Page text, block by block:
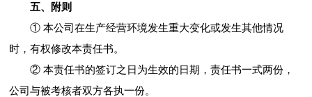
五、附则
① 本公司在生产经营环境发生重大变化或发生其他情况
时，有权修改本责任书。
② 本责任书的签订之日为生效的日期，责任书一式两份，
公司与被考核者双方各执一份。